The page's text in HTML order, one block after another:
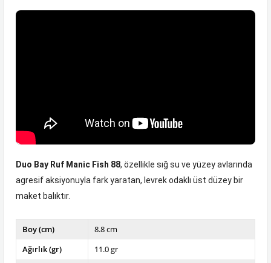
Duo Bay Ruf Manic Fish 88, özellikle sığ su ve yüzey avlarında
agresif aksiyonuyla fark yaratan, levrek odaklı üst düzey bir
maket balıktır.
Boy (cm)
8.8 cm
Ağırlık (gr)
11.0 gr